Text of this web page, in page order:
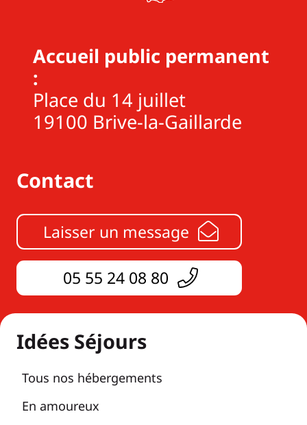
Accueil public permanent
:
Place du 14 juillet
19100 Brive-la-Gaillarde
Contact
Laisser un message
05 55 24 08 80
Idées Séjours
Tous nos hébergements
En amoureux